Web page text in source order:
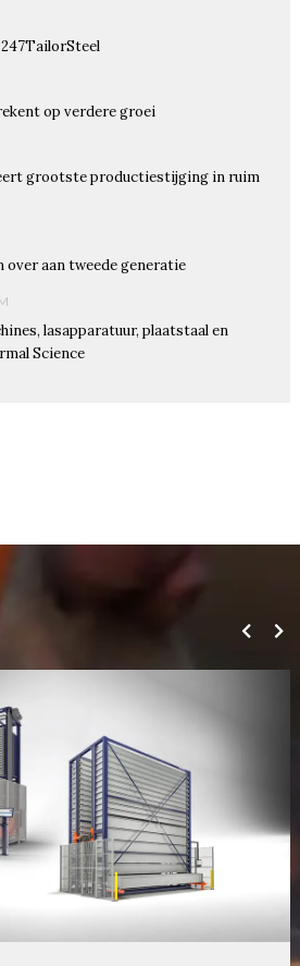
op verdere groei
grootste productiestijging in ruim
aan tweede generatie
lasapparatuur, plaatstaal en
Science